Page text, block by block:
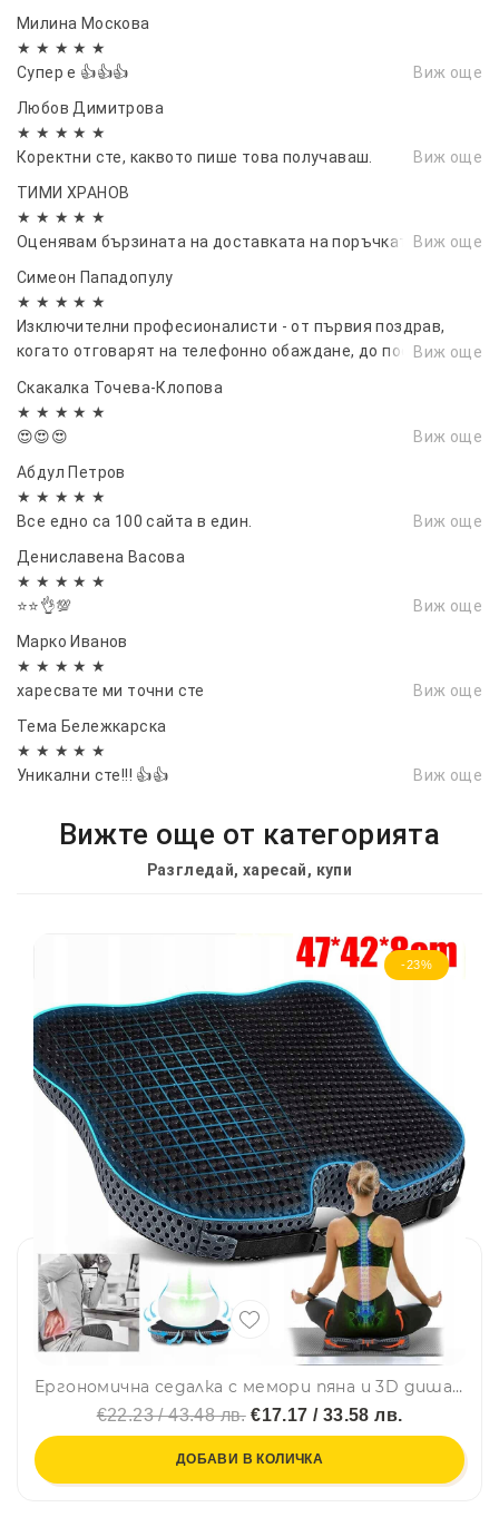
Съвместими за:
Осигурете си по-комфортно, безопасно и
приятно шофиране с нашите качествени
ветробрани
Милина Москова
★ ★ ★ ★ ★
Супер е 👍👍👍
Виж още
Любов Димитрова
★ ★ ★ ★ ★
Коректни сте, каквото пише това получаваш.
Виж още
ТИМИ ХРАНОВ
★ ★ ★ ★ ★
Оценявам бързината на доставката на поръчката👌Виж още
Симеон Пападопулу
★ ★ ★ ★ ★
Изключителни професионалисти - от първия поздрав,
когато отговарят на телефонно обаждане, до последния
съгласно параметрите на артикула, който търсят.
Прецизни, коректни и отзивчиви!
Виж още
Скакалка Точева-Клопова
★ ★ ★ ★ ★
😍😍😍
Виж още
Абдул Петров
★ ★ ★ ★ ★
Все едно са 100 сайта в един.
Виж още
Дениславена Васовa
★ ★ ★ ★ ★
⭐⭐👌💯
Виж още
Марко Иванов
★ ★ ★ ★ ★
харесвате ми точни сте
Виж още
Тема Бележкарска
★ ★ ★ ★ ★
Уникални сте!!! 👍👍
Виж още
Вижте още от категорията
Разгледай, харесай, купи
-23%
Ергономична седалка с мемори пяна и 3D дишаща мрежа – противохлъзгаща, с колан, за кола, офис и дом
€22.23 / 43.48 лв.€17.17 / 33.58 лв.
ДОБАВИ В КОЛИЧКА